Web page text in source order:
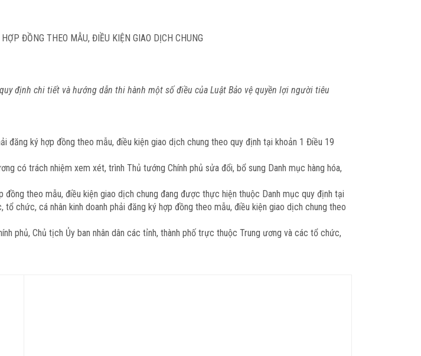
ĐỒNG THEO MẪU, ĐIỀU KIỆN GIAO DỊCH CHUNG
định chi tiết và hướng dẫn thi hành một số điều của Luật Bảo vệ quyền lợi người tiêu
đăng ký hợp đồng theo mẫu, điều kiện giao dịch chung theo quy định tại khoản 1 Điều 19
có trách nhiệm xem xét, trình Thủ tướng Chính phủ sửa đổi, bổ sung Danh mục hàng hóa,
theo mẫu, điều kiện giao dịch chung đang được thực hiện thuộc Danh mục quy định tại
chức, cá nhân kinh doanh phải đăng ký hợp đồng theo mẫu, điều kiện giao dịch chung theo
phủ, Chủ tịch Ủy ban nhân dân các tỉnh, thành phố trực thuộc Trung ương và các tổ chức,